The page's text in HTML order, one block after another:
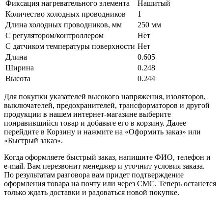
Фиксация нагревательного элемента
Нашитый
Количество холодных проводников
1
Длина холодных проводников, мм
250 мм
С регулятором/контроллером
Нет
С датчиком температуры поверхности Нет
Длина
0.605
Ширина
0.248
Высота
0.244
Для покупки указателей высокого напряжения, изоляторов,
выключателей, предохранителей, трансформаторов и другой
продукции в нашем интернет-магазине выберите
понравившийся товар и добавьте его в корзину. Далее
перейдите в Корзину и нажмите на «Оформить заказ» или
«Быстрый заказ».
Когда оформляете быстрый заказ, напишите ФИО, телефон и
e-mail. Вам перезвонит менеджер и уточнит условия заказа.
По результатам разговора вам придет подтверждение
оформления товара на почту или через СМС. Теперь останется
только ждать доставки и радоваться новой покупке.